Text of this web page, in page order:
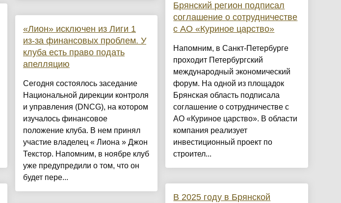
«Лион» исключен из Лиги 1
из-за финансовых проблем. У
клуба есть право подать
апелляцию
Сегодня состоялось заседание
Национальной дирекции контроля
и управления (DNCG), на котором
изучалось финансовое
положение клуба. В нем принял
участие владелец « Лиона » Джон
Текстор. Напомним, в ноябре клуб
уже предупредили о том, что он
будет пере...
Брянский регион подписал
соглашение о сотрудничестве
с АО «Куриное царство»
Напомним, в Санкт-Петербурге
проходит Петербургский
международный экономический
форум. На одной из площадок
Брянская область подписала
соглашение о сотрудничестве с
АО «Куриное царство». В области
компания реализует
инвестиционный проект по
строител...
В 2025 году в Брянской